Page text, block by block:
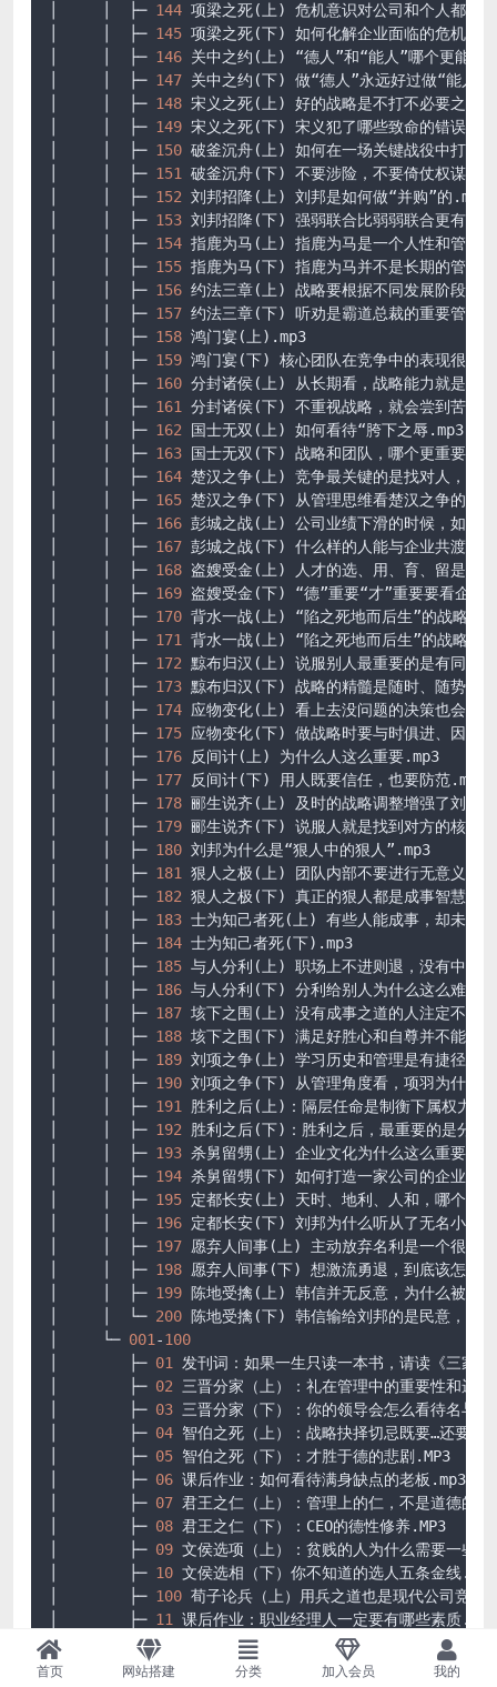
│     │  ├─ 144 项梁之死(上) 危机意识对公司和个人都很
│     │  ├─ 145 项梁之死(下) 如何化解企业面临的危机
│     │  ├─ 146 关中之约(上) “德人”和“能人”哪个更能成
│     │  ├─ 147 关中之约(下) 做“德人”永远好过做“能人
│     │  ├─ 148 宋义之死(上) 好的战略是不打不必要之仗
│     │  ├─ 149 宋义之死(下) 宋义犯了哪些致命的错误
│     │  ├─ 150 破釜沉舟(上) 如何在一场关键战役中打赢
│     │  ├─ 151 破釜沉舟(下) 不要涉险，不要倚仗权谋
│     │  ├─ 152 刘邦招降(上) 刘邦是如何做“并购”的 .mp3
│     │  ├─ 153 刘邦招降(下) 强弱联合比弱弱联合更有用
│     │  ├─ 154 指鹿为马(上) 指鹿为马是一个人性和管理
│     │  ├─ 155 指鹿为马(下) 指鹿为马并不是长期的管理
│     │  ├─ 156 约法三章(上) 战略要根据不同发展阶段做
│     │  ├─ 157 约法三章(下) 听劝是霸道总裁的重要管理
│     │  ├─ 158 鸿门宴(上) .mp3
│     │  ├─ 159 鸿门宴(下) 核心团队在竞争中的表现很重要
│     │  ├─ 160 分封诸侯(上) 从长期看，战略能力就是少
│     │  ├─ 161 分封诸侯(下) 不重视战略，就会尝到苦果
│     │  ├─ 162 国士无双(上) 如何看待“胯下之辱 .mp3
│     │  ├─ 163 国士无双(下) 战略和团队，哪个更重要
│     │  ├─ 164 楚汉之争(上) 竞争最关键的是找对人，定
│     │  ├─ 165 楚汉之争(下) 从管理思维看楚汉之争的结局
│     │  ├─ 166 彭城之战(上) 公司业绩下滑的时候，如何
│     │  ├─ 167 彭城之战(下) 什么样的人能与企业共渡难关
│     │  ├─ 168 盗嫂受金(上) 人才的选、用、育、留是个
│     │  ├─ 169 盗嫂受金(下) “德”重要“才”重要要看企业
│     │  ├─ 170 背水一战(上) “陷之死地而后生”的战略智
│     │  ├─ 171
背水一战(上) “陷之死地而后生”的战略智
│     │  ├─ 172 黥布归汉(上) 说服别人最重要的是有同理心
│     │  ├─ 173 黥布归汉(下) 战略的精髓是随时、随势、
│     │  ├─ 174 应物变化(上) 看上去没问题的决策也会隐
│     │  ├─ 175 应物变化(下) 做战略时要与时俱进、因地
│     │  ├─ 176 反间计(上) 为什么人这么重要.mp3
│     │  ├─ 177 反间计(下) 用人既要信任，也要防范.mp3
│     │  ├─ 178 郦生说齐(上) 及时的战略调整增强了刘邦
│     │  ├─ 179 郦生说齐(下) 说服人就是找到对方的核心
│     │  ├─ 180 刘邦为什么是“狠人中的狠人” .mp3
│     │  ├─ 181
狠人之极(上) 团队内部不要进行无意义的”
│     │  ├─ 182 狠人之极(下) 真正的狠人都是成事智慧的
│     │  ├─ 183 士为知己者死(上) 有些人能成事，却未必
│     │  ├─ 184 士为知己者死(下) .mp3
│     │  ├─ 185 与人分利(上) 职场上不进则退，没有中间
│     │  ├─ 186 与人分利(下) 分利给别人为什么这么难
│     │  ├─ 187 垓下之围(上) 没有成事之道的人注定不能
│     │  ├─ 188 垓下之围(下) 满足好胜心和自尊并不能帮
│     │  ├─ 189 刘项之争(上) 学习历史和管理是有捷径的
│     │  ├─ 190 刘项之争(下) 从管理角度看，项羽为什么
│     │  ├─ 191
胜利之后(上)：隔层任命是制衡下属权力的
│     │  ├─ 192 胜利之后(下)：胜利之后，最重要的是分配
│     │  ├─ 193 杀舅留甥(上) 企业文化为什么这么重要
│     │  ├─ 194 杀舅留甥(下) 如何打造一家公司的企业文化
│     │  ├─ 195 定都长安(上) 天时、地利、人和，哪个更
│     │  ├─ 196 定都长安(下) 刘邦为什么听从了无名小卒
│     │  ├─ 197 愿弃人间事(上) 主动放弃名利是一个很强
│     │  ├─ 198 愿弃人间事(下) 想激流勇退，到底该怎么做
│     │  ├─ 199 陈地受擒(上) 韩信并无反意，为什么被抓
│     │  └─ 200 陈地受擒(下) 韩信输给刘邦的是民意，不
│     └─ 001 -100
│        ├─ 01
发刊词：如果一生只读一本书，请读《三家分
│        ├─ 02 三晋分家（上）：礼在管理中的重要性和运用
│        ├─ 03 三晋分家（下）：你的领导会怎么看待名与器
│        ├─ 04 智伯之死（上）：战略抉择切忌既要…还要
│        ├─ 05 智伯之死（下）：才胜于德的悲剧 .MP3
│        ├─ 06 课后作业：如何看待满身缺点的老板 .mp3
│        ├─ 07 君王之仁（上）：管理上的仁，不是道德的概
│        ├─ 08 君王之仁（下）：CEO的德性修养.MP3
│        ├─ 09 文侯选项（上）：贫贱的人为什么需要一些傲
│        ├─ 10 文侯选相（下）你不知道的选人五条金线.mp3
│        ├─ 100 荀子论兵（上）用兵之道也是现代公司竞争
│        ├─ 11 课后作业：职业经理人一定要有哪些素质.mp3
│        ├─ 12
狠人之用（上）：在管理上，我们为什么有
│        ├─ 13 狠人之用（上）：在职场上，为什么狠人更容
首页 网站搭建 分类 加入会员 我的